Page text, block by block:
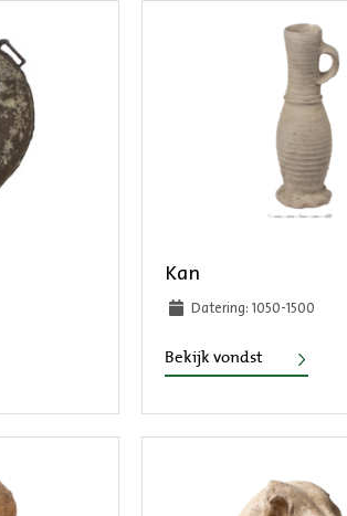
Kan
Datering: 1050-1500
Bekijk vondst